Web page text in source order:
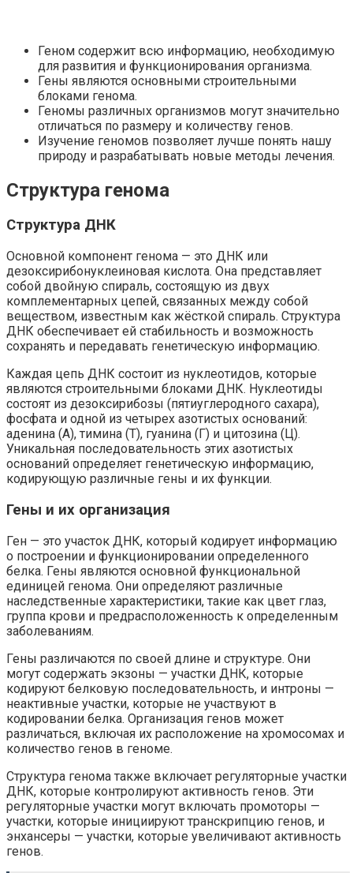
Геном содержит всю информацию, необходимую
для развития и функционирования организма.
Гены являются основными строительными
блоками генома.
Геномы различных организмов могут значительно
отличаться по размеру и количеству генов.
Изучение геномов позволяет лучше понять нашу
природу и разрабатывать новые методы лечения.
Структура генома
Структура ДНК
Основной компонент генома — это ДНК или
дезоксирибонуклеиновая кислота. Она представляет
собой двойную спираль, состоящую из двух
комплементарных цепей, связанных между собой
веществом, известным как жёсткой спираль. Структура
ДНК обеспечивает ей стабильность и возможность
сохранять и передавать генетическую информацию.
Каждая цепь ДНК состоит из нуклеотидов, которые
являются строительными блоками ДНК. Нуклеотиды
состоят из дезоксирибозы (пятиуглеродного сахара),
фосфата и одной из четырех азотистых оснований:
аденина (А), тимина (Т), гуанина (Г) и цитозина (Ц).
Уникальная последовательность этих азотистых
оснований определяет генетическую информацию,
кодирующую различные гены и их функции.
Гены и их организация
Ген — это участок ДНК, который кодирует информацию
о построении и функционировании определенного
белка. Гены являются основной функциональной
единицей генома. Они определяют различные
наследственные характеристики, такие как цвет глаз,
группа крови и предрасположенность к определенным
заболеваниям.
Гены различаются по своей длине и структуре. Они
могут содержать экзоны — участки ДНК, которые
кодируют белковую последовательность, и интроны —
неактивные участки, которые не участвуют в
кодировании белка. Организация генов может
различаться, включая их расположение на хромосомах и
количество генов в геноме.
Структура генома также включает регуляторные участки
ДНК, которые контролируют активность генов. Эти
регуляторные участки могут включать промоторы —
участки, которые инициируют транскрипцию генов, и
энхансеры — участки, которые увеличивают активность
генов.